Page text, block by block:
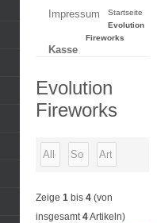
Impressum
Kasse
Startseite
Evolution
Fireworks
Evolution
Fireworks
Zeige 1 bis 4 (von
insgesamt4Artikeln)